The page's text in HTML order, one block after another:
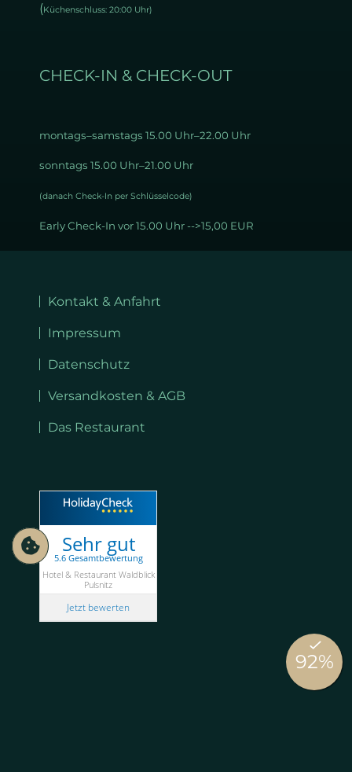
(Küchenschluss: 20:00 Uhr)
CHECK-IN & CHECK-OUT
montags–samstags 15.00 Uhr–22.00 Uhr
sonntags 15.00 Uhr–21.00 Uhr
(danach Check-In per Schlüsselcode)
Early Check-In vor 15.00 Uhr -->15,00 EUR
überspringen
Kontakt & Anfahrt
Impressum
Datenschutz
Versandkosten & AGB
Das Restaurant
Sehr gut
5.6 Gesamtbewertung
Hotel & Restaurant Waldblick
Pulsnitz
Jetzt bewerten